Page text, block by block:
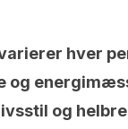
hver
og